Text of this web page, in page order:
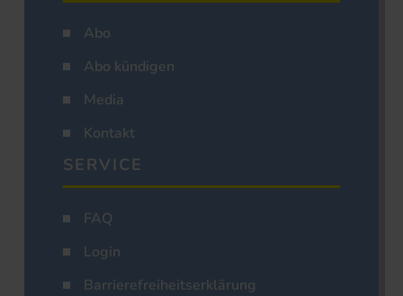
Abo
Abo kündigen
Media
Kontakt
SERVICE
FAQ
Login
Barrierefreiheitserklärung